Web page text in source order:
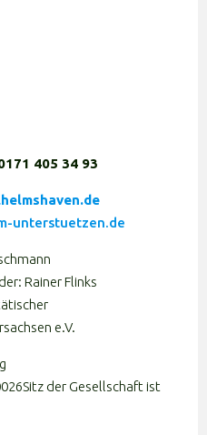
405 34 93
unterstuetzen.de
Rainer Flinks
e.V.
Sitz der Gesellschaft ist